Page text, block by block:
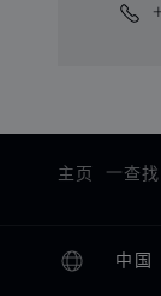
主页 查
中国
本地
更改